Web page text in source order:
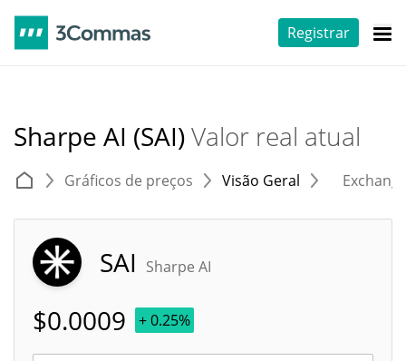
Registrar
Sharpe AI (SAI)Valor real atual
Gráficos de preços Visão Geral
SAI Sharpe AI
$0.0009 + 0.25%